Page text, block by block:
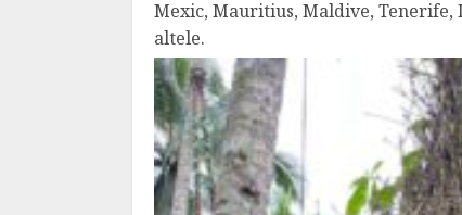
Mexic, Mauritius, Maldive, Tenerife,
altele.